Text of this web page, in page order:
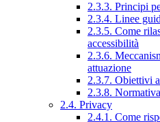
2.3.3. Principi
2.3.4. Linee
2.3.5. Come
accessibilità
2.3.6.
attuazione
2.3.7. Obiettivi
2.3.8.
2.4. Privacy
2.4.1. Come